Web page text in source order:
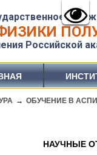
Российской
→ ОБУЧЕНИЕ В
НАУЧНЫЕ